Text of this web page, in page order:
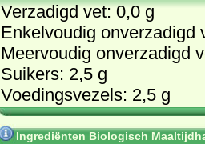
Verzadigd vet: 0,0 g
Enkelvoudig onverzadigd
Meervoudig onverzadigd
Suikers: 2,5 g
Voedingsvezels: 2,5 g
Ingrediënten Biologisch